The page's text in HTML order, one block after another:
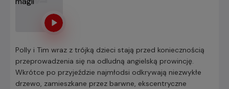
Polly i Tim wraz z trójką dzieci stają przed koniecznością
przeprowadzenia się na odludną angielską prowincję.
Wkrótce po przyjeździe najmłodsi odkrywają niezwykłe
drzewo, zamieszkane przez barwne, ekscentryczne